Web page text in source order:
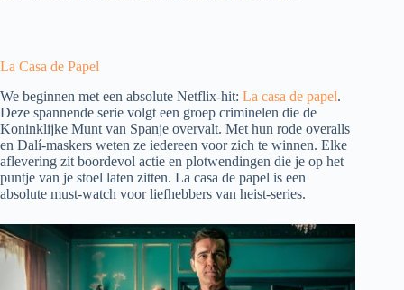
La Casa de Papel
We beginnen met een absolute Netflix-hit: La casa de papel.
Deze spannende serie volgt een groep criminelen die de
Koninklijke Munt van Spanje overvalt. Met hun rode overalls
en Dalí-maskers weten ze iedereen voor zich te winnen. Elke
aflevering zit boordevol actie en plotwendingen die je op het
puntje van je stoel laten zitten. La casa de papel is een
absolute must-watch voor liefhebbers van heist-series.